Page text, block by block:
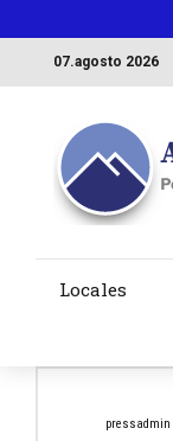
07.agosto 2026
Locales
pressadmin